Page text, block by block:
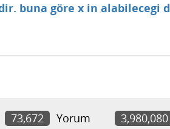
buna göre x in alabilecegi
73,672 Yorum 3,980,080